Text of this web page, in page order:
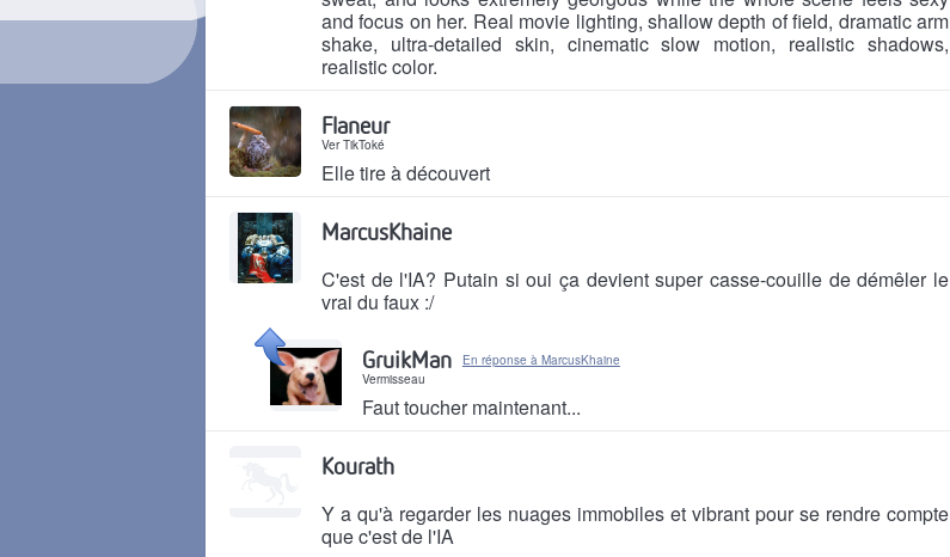
and focus on her. Real movie lighting, shallow depth of field, dramatic arm
shake, ultra-detailed skin, cinematic slow motion, realistic shadows,
realistic color.
Flaneur
Ver TikToké
Elle tire à découvert
MarcusKhaine
C'est de l'IA? Putain si oui ça devient super casse-couille de démêler le
vrai du faux :/
Il y a 2 mois
GruikMan
En réponse à MarcusKhaine
Vermisseau
Faut toucher maintenant...
Kourath
Y a qu'à regarder les nuages immobiles et vibrant pour se rendre compte
que c'est de l'IA